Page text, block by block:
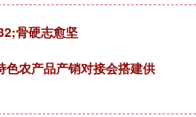
骨硬志愈坚
农产品产销对接会搭建供